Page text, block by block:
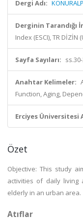
Dergi Adı:
Derginin Tarandığı
Index (ESCI), TR DİZİN
Sayfa Sayıları:
Anahtar Kelimeler:
Function, Aging,
Erciyes Üniversitesi
Özet
Objective: This study
activities of daily living
elderly in an urban area.
Atıflar